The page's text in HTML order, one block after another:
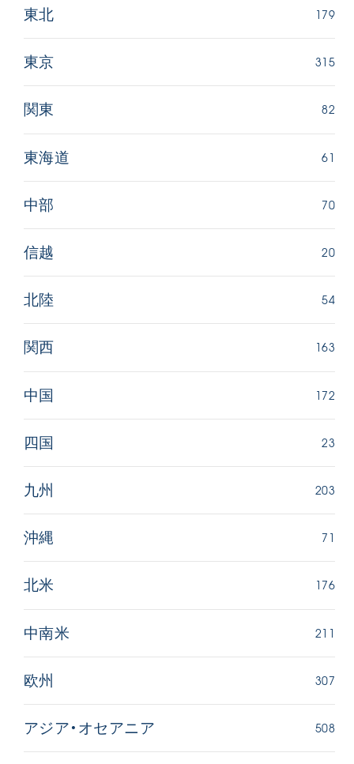
東北 179
東京 315
関東 82
東海道 61
中部 70
信越 20
北陸 54
関西 163
中国 172
四国 23
九州 203
沖縄 71
北米 176
中南米 211
欧州 307
アジア・オセアニア 508